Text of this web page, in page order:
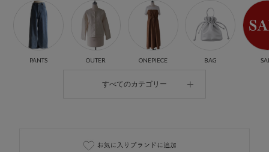
PANTS OUTER ONEPIECE BAG
すべてのカテゴリー